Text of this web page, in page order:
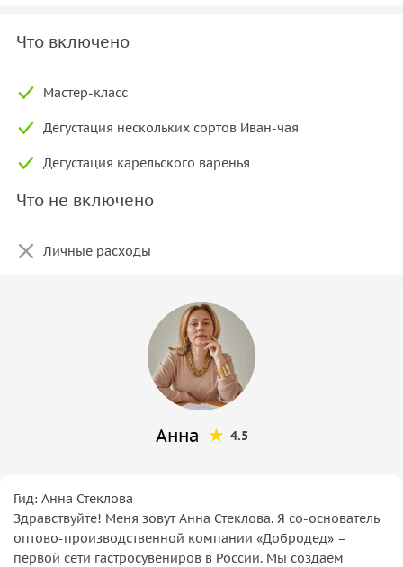
Что включено
Мастер-класс
Дегустация нескольких сортов Иван-чая
Дегустация карельского варенья
Что не включено
Личные расходы
Анна 4.5
Гид: Анна Стеклова
Здравствуйте! Меня зовут Анна Стеклова. Я со-основатель
оптово-производственной компании «Добродед» –
первой сети гастросувениров в России. Мы создаем